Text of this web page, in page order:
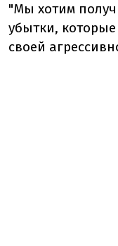
"Мы хотим
убытки,
своей